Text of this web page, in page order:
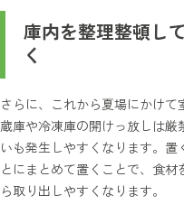
庫内を整理整頓し
く
さらに、これから夏場にかけ
蔵庫や冷凍庫の開けっ放しは
いも発生しやすくなります。
とにまとめて置くことで、食
ら取り出しやすくなります。